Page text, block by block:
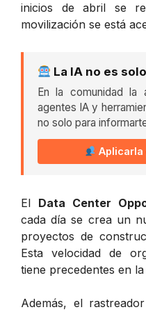
inicios de abril se
movilización se está
La IA no es
En la comunidad la
agentes IA y
no solo para
Aplicarla
El Data Center
cada día se crea un
proyectos de
Esta velocidad de
tiene precedentes en
Además, el